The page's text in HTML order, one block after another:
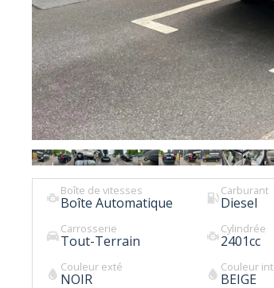
Boîte de vitesses
Boîte Automatique
Carburant
Diesel
Carrosserie
Tout-Terrain
Cylindrée
2401cc
Couleur exté
NOIR
Couleur
BEIGE